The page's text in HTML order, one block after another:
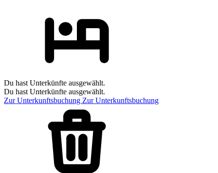
Du hast Unterkünfte ausgewählt.
Du hast Unterkünfte ausgewählt.
Zur Unterkunftsbuchung Zur Unterkunftsbuchung